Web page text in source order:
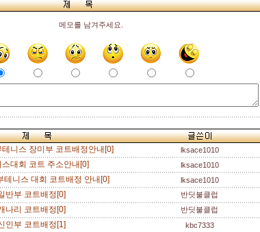
메모를 남겨주세요.
니스 장미부 코트배정안내[0] lksace1010
대회 코트 주소안내[0] lksace1010
테니스 대회 코트배정 안내[0] lksace1010
반부 코트배정[0] 반딧불클럽
나리 코트배정[0] 반딧불클럽
인부 코트배정[1] kbc7333